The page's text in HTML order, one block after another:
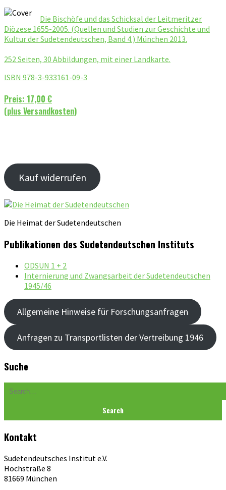
Die Bischöfe und das Schicksal der Leitmeritzer
Diözese 1655-2005. (Quellen und Studien zur Geschichte und
Kultur der Sudetendeutschen, Band 4.) München 2013.
252 Seiten, 30 Abbildungen, mit einer Landkarte.
ISBN 978-3-933161-09-3
Preis: 17,00 €
(plus Versandkosten)
Kauf widerrufen
Die Heimat der Sudetendeutschen
Publikationen des Sudetendeutschen Instituts
ODSUN 1 + 2
Internierung und Zwangsarbeit der Sudetendeutschen
1945/46
Allgemeine Hinweise für Forschungsanfragen
Anfragen zu Transportlisten der Vertreibung 1946
Suche
Search
Kontakt
Sudetendeutsches Institut e.V.
Hochstraße 8
81669 München